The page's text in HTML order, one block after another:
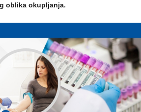
oblika okupljanja.